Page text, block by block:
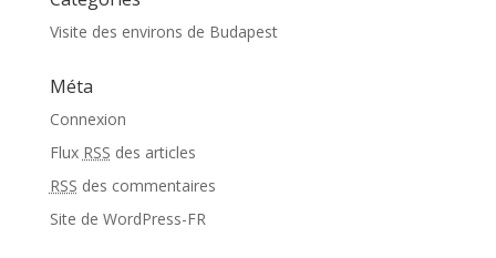
Visite des environs de Budapest
Méta
Connexion
Flux RSS des articles
RSS des commentaires
Site de WordPress-FR